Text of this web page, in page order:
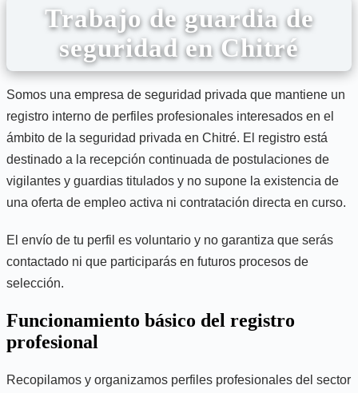
Trabajo de guardia de
seguridad en Chitré
Somos una empresa de seguridad privada que mantiene un
registro interno de perfiles profesionales interesados en el
ámbito de la seguridad privada en Chitré. El registro está
destinado a la recepción continuada de postulaciones de
vigilantes y guardias titulados y no supone la existencia de
una oferta de empleo activa ni contratación directa en curso.
El envío de tu perfil es voluntario y no garantiza que serás
contactado ni que participarás en futuros procesos de
selección.
Funcionamiento básico del registro
profesional
Recopilamos y organizamos perfiles profesionales del sector